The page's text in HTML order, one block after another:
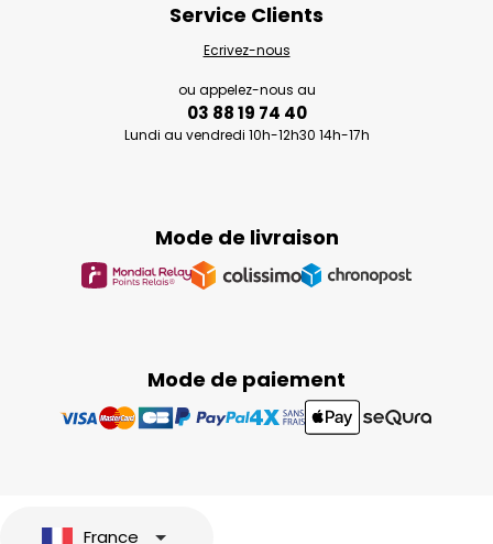
Mode de paiement
Mode de livraison
Service Clients
Ecrivez-nous
ou appelez-nous au
03 88 19 74 40
Lundi au vendredi 10h-12h30 14h-17h
France